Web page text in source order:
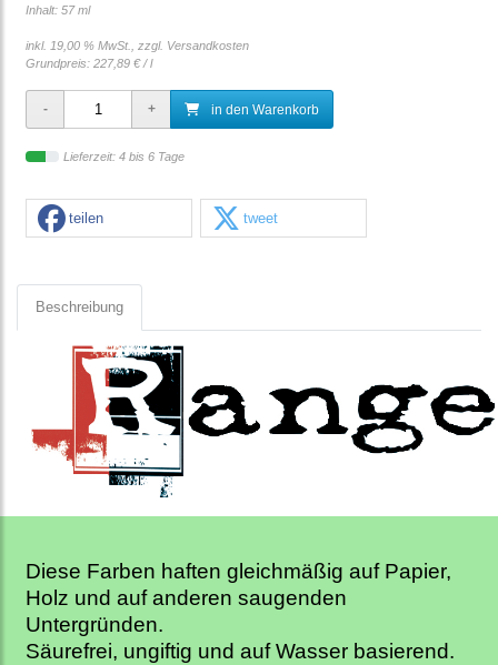
Inhalt: 57 ml
inkl. 19,00 % MwSt., zzgl. Versandkosten
Grundpreis: 227,89 € / l
in den Warenkorb
Lieferzeit: 4 bis 6 Tage
teilen tweet
Beschreibung
Diese Farben haften gleichmäßig auf Papier,
Holz und auf anderen saugenden
Untergründen.
Säurefrei, ungiftig und auf Wasser basierend.